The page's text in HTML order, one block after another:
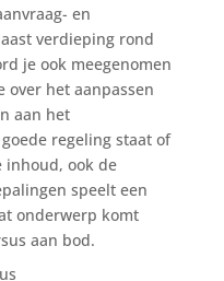
en
verdieping rond
je ook meegenomen
over het aanpassen
aan het
regeling staat of
inhoud, ook de
speelt een
onderwerp komt
aan bod.